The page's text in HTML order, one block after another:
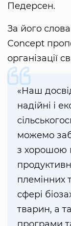
Педерсен.
За його
Concept
організації
«Наш
надійні і
можемо
з хорошою
племінних
сфері
тварин, а